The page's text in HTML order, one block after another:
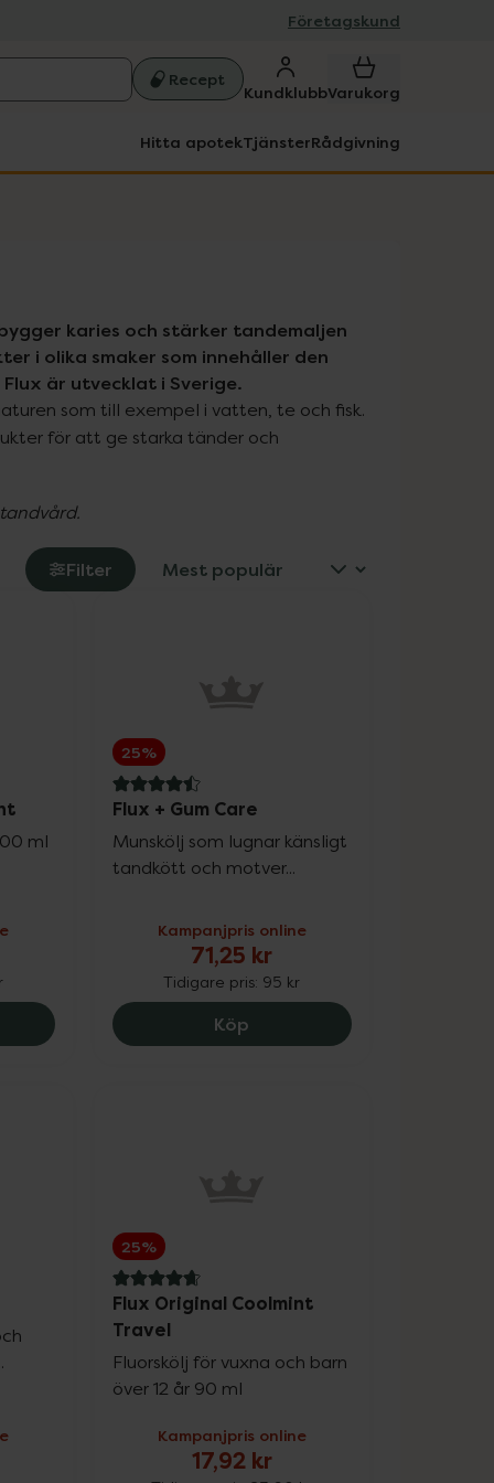
Företagskund
Recept
KundklubbVarukorg
Hitta apotekTjänsterRådgivning
karies och stärker tandemaljen
i olika smaker som innehåller den
är utvecklat i Sverige.
som till exempel i vatten, te och fisk.
för att ge starka tänder och
Filter
ml
Coolmint, 47.25 kr.
25%
4.5 av 5 i omdöme
Flux + Gum Care
Munskölj som lugnar känsligt
tandkött och motver...
Kampanjpris online
71,25 kr
Tidigare pris: 95 kr
Köp Flux + Gum Care, 71.25 kr.
25%
4.9 av 5 i omdöme
Flux Original Coolmint
Travel
Fluorskölj för vuxna och barn
över 12 år 90 ml
Kampanjpris online
17,92 kr